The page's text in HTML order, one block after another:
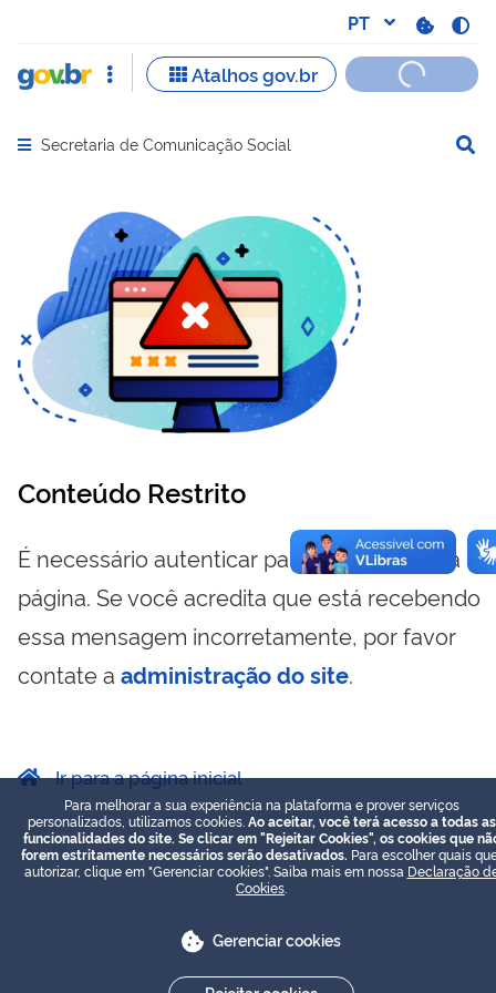
Abrir menu principal de navegação
Secretaria de Comunicação Social
Conteúdo Restrito
É necessário autenticar para visualizar essa
página. Se você acredita que está recebendo
essa mensagem incorretamente, por favor
contate a administração do site.
Ir para a página inicial
Para melhorar a sua experiência na plataforma e prover serviços
personalizados, utilizamos cookies. Ao aceitar, você terá acesso a todas as
funcionalidades do site. Se clicar em "Rejeitar Cookies", os cookies que
forem estritamente necessários serão desativados. Para escolher quais
autorizar, clique em "Gerenciar cookies". Saiba mais em nossa Declaração
Cookies
Gerenciar cookies